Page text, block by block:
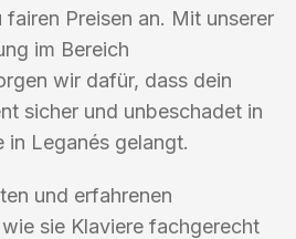
Preisen an. Mit unserer
im Bereich
wir dafür, dass dein
sicher und unbeschadet in
in Leganés gelangt.
und erfahrenen
sie Klaviere fachgerecht